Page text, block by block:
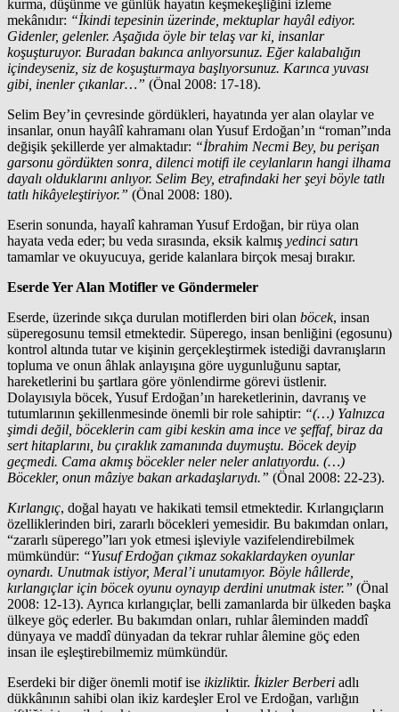
kurma, düşünme ve günlük hayatın keşmekeşliğini izleme
mekânıdır: “İkindi tepesinin üzerinde, mektuplar hayâl ediyor.
Gidenler, gelenler. Aşağıda öyle bir telaş var ki, insanlar
koşuşturuyor. Buradan bakınca anlıyorsunuz. Eğer kalabalığın
içindeyseniz, siz de koşuşturmaya başlıyorsunuz. Karınca yuvası
gibi, inenler çıkanlar…” (Önal 2008: 17-18).
Selim Bey’in çevresinde gördükleri, hayatında yer alan olaylar ve
insanlar, onun hayâlî kahramanı olan Yusuf Erdoğan’ın “roman”ında
değişik şekillerde yer almaktadır: “İbrahim Necmi Bey, bu perişan
garsonu gördükten sonra, dilenci motifi ile ceylanların hangi ilhama
dayalı olduklarını anlıyor. Selim Bey, etrafındaki her şeyi böyle tatlı
tatlı hikâyeleştiriyor.” (Önal 2008: 180).
Eserin sonunda, hayalî kahraman Yusuf Erdoğan, bir rüya olan
hayata veda eder; bu veda sırasında, eksik kalmış yedinci satırı
tamamlar ve okuyucuya, geride kalanlara birçok mesaj bırakır.
Eserde Yer Alan Motifler ve Göndermeler
Eserde, üzerinde sıkça durulan motiflerden biri olan böcek, insan
süperegosunu temsil etmektedir. Süperego, insan benliğini (egosunu)
kontrol altında tutar ve kişinin gerçekleştirmek istediği davranışların
topluma ve onun âhlak anlayışına göre uygunluğunu saptar,
hareketlerini bu şartlara göre yönlendirme görevi üstlenir.
Dolayısıyla böcek, Yusuf Erdoğan’ın hareketlerinin, davranış ve
tutumlarının şekillenmesinde önemli bir role sahiptir: “(…) Yalnızca
şimdi değil, böceklerin cam gibi keskin ama ince ve şeffaf, biraz da
sert hitaplarını, bu çıraklık zamanında duymuştu. Böcek deyip
geçmedi. Cama akmış böcekler neler neler anlatıyordu. (…)
Böcekler, onun mâziye bakan arkadaşlarıydı.” (Önal 2008: 22-23).
Kırlangıç, doğal hayatı ve hakikati temsil etmektedir. Kırlangıçların
özelliklerinden biri, zararlı böcekleri yemesidir. Bu bakımdan onları,
“zararlı süperego”ları yok etmesi işleviyle vazifelendirebilmek
mümkündür: “Yusuf Erdoğan çıkmaz sokaklardayken oyunlar
oynardı. Unutmak istiyor, Meral’i unutamıyor. Böyle hâllerde,
kırlangıçlar için böcek oyunu oynayıp derdini unutmak ister.” (Önal
2008: 12-13). Ayrıca kırlangıçlar, belli zamanlarda bir ülkeden başka
ülkeye göç ederler. Bu bakımdan onları, ruhlar âleminden maddî
dünyaya ve maddî dünyadan da tekrar ruhlar âlemine göç eden
insan ile eşleştirebilmemiz mümkündür.
Eserdeki bir diğer önemli motif ise ikizliktir. İkizler Berberi adlı
dükkânının sahibi olan ikiz kardeşler Erol ve Erdoğan, varlığın